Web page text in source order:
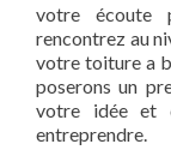
votre écoute
rencontrez au
votre toiture a
poserons un
votre idée et
entreprendre.